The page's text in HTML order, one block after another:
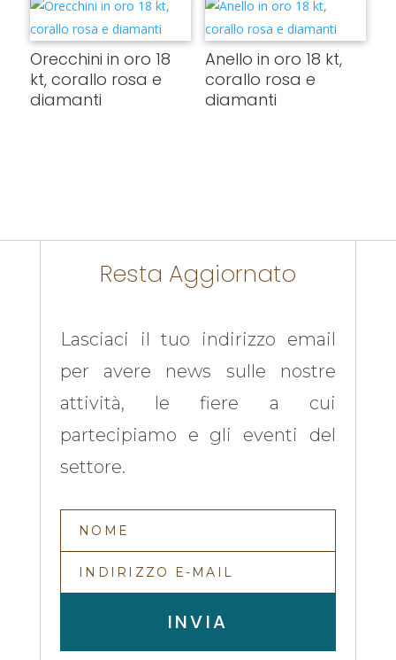
Orecchini in oro 18
kt, corallo rosa e
diamanti
Anello in oro 18 kt,
corallo rosa e
diamanti
Resta Aggiornato
Lasciaci il tuo indirizzo email
per avere news sulle nostre
attività, le fiere a cui
partecipiamo e gli eventi del
settore.
INVIA